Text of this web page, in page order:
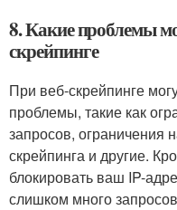
8. Какие проблемы
скрейпинге
При веб-скрейпинге
проблемы, такие как
запросов, ограничения
скрейпинга и другие.
блокировать ваш IP-
слишком много